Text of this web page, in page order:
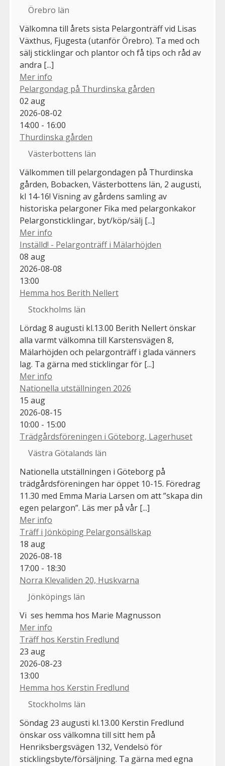
Örebro län
Välkomna till årets sista Pelargonträff vid Lisas
Växthus, Fjugesta (utanför Örebro). Ta med och
sälj sticklingar och plantor och få tips och råd av
andra [...]
Mer info
Pelargondag på Thurdinska gården
02 aug
2026-08-02
14:00 - 16:00
Thurdinska gården
Västerbottens län
Välkommen till pelargondagen på Thurdinska
gården, Bobacken, Västerbottens län, 2 augusti,
kl 14-16! Visning av gårdens samling av
historiska pelargoner Fika med pelargonkakor
Pelargonsticklingar, byt/köp/sälj [...]
Mer info
Inställd! - Pelargonträff i Mälarhöjden
08 aug
2026-08-08
13:00
Hemma hos Berith Nellert
Stockholms län
Lördag 8 augusti kl.13.00 Berith Nellert önskar
alla varmt välkomna till Karstensvägen 8,
Mälarhöjden och pelargonträff i glada vänners
lag. Ta gärna med sticklingar för [...]
Mer info
Nationella utställningen 2026
15 aug
2026-08-15
10:00 - 15:00
Trädgårdsföreningen i Göteborg, Lagerhuset
Västra Götalands län
Nationella utställningen i Göteborg på
trädgårdsföreningen har öppet 10-15. Föredrag
11.30 med Emma Maria Larsen om att ”skapa din
egen pelargon”. Läs mer på vår [...]
Mer info
Träff i Jönköping Pelargonsällskap
18 aug
2026-08-18
17:00 - 18:30
Norra Klevaliden 20, Huskvarna
Jönköpings län
Vi ses hemma hos Marie Magnusson
Mer info
Träff hos Kerstin Fredlund
23 aug
2026-08-23
13:00
Hemma hos Kerstin Fredlund
Stockholms län
Söndag 23 augusti kl.13.00 Kerstin Fredlund
önskar oss välkomna till sitt hem på
Henriksbergsvägen 132, Vendelsö för
sticklingsbyte/försäljning. Ta gärna med egna